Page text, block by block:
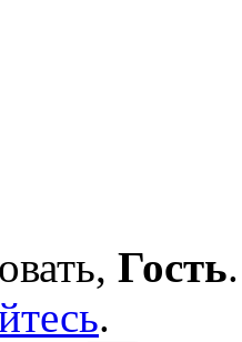
Гость
.